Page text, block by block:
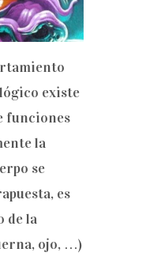
existe
funciones
la
se
es
de la
ojo, …)